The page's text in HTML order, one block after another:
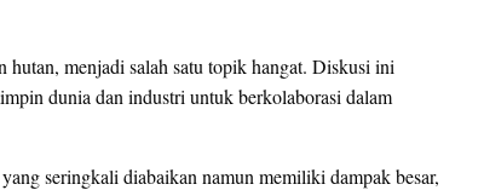
hutan, menjadi salah satu topik hangat. Diskusi ini
dunia dan industri untuk berkolaborasi dalam
seringkali diabaikan namun memiliki dampak besar,